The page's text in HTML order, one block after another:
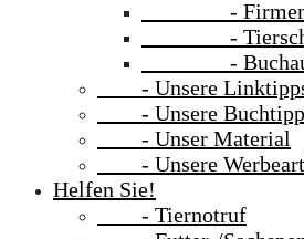
-
-
-
- Unsere
- Unsere
- Unser Material
- Unsere
Helfen Sie!
- Tiernotruf